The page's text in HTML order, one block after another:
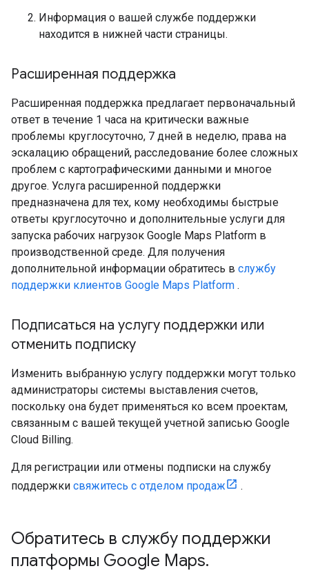
Информация о вашей службе поддержки
находится в нижней части страницы.
Расширенная поддержка
Расширенная поддержка предлагает первоначальный
ответ в течение 1 часа на критически важные
проблемы круглосуточно, 7 дней в неделю, права на
эскалацию обращений, расследование более сложных
проблем с картографическими данными и многое
другое. Услуга расширенной поддержки
предназначена для тех, кому необходимы быстрые
ответы круглосуточно и дополнительные услуги для
запуска рабочих нагрузок Google Maps Platform в
производственной среде. Для получения
дополнительной информации обратитесь в службу
поддержки клиентов Google Maps Platform .
Подписаться на услугу поддержки или
отменить подписку
Изменить выбранную услугу поддержки могут только
администраторы системы выставления счетов,
поскольку она будет применяться ко всем проектам,
связанным с вашей текущей учетной записью Google
Cloud Billing.
Для регистрации или отмены подписки на службу
поддержки свяжитесь с отделом продаж .
Обратитесь в службу поддержки
платформы Google Maps.